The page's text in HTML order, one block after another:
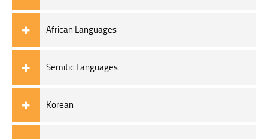
African Languages
Semitic Languages
Korean